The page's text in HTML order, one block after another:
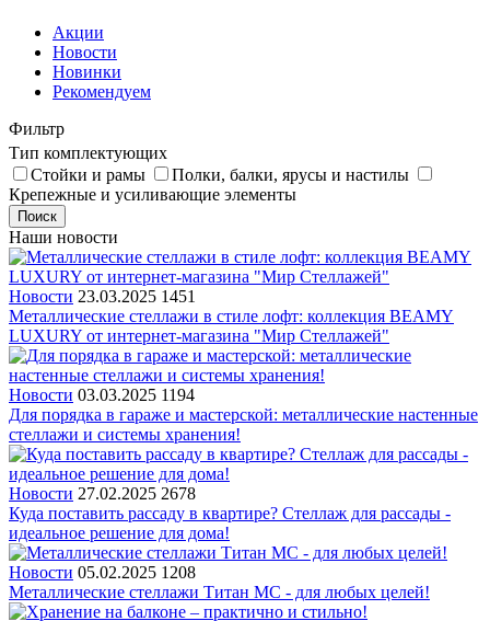
Акции
Новости
Новинки
Рекомендуем
Фильтр
Тип комплектующих
Стойки и рамы
Полки, балки, ярусы и настилы
Крепежные и усиливающие элементы
Поиск
Наши новости
Новости 23.03.2025 1451
Металлические стеллажи в стиле лофт: коллекция BEAMY
LUXURY от интернет-магазина "Мир Стеллажей"
Новости 03.03.2025 1194
Для порядка в гараже и мастерской: металлические настенные
стеллажи и системы хранения!
Новости 27.02.2025 2678
Куда поставить рассаду в квартире? Стеллаж для рассады -
идеальное решение для дома!
Новости 05.02.2025 1208
Металлические стеллажи Титан МС - для любых целей!